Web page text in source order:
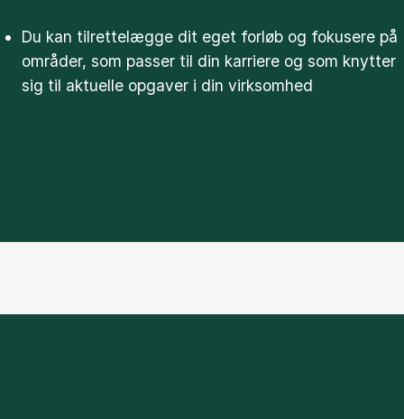
Du kan tilrettelægge dit eget forløb og fokusere på
områder, som passer til din karriere og som knytter
sig til aktuelle opgaver i din virksomhed